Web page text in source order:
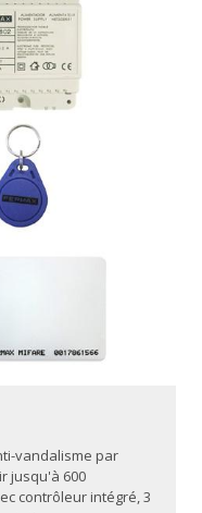
vandalisme par
jusqu'à 600
contrôleur intégré, 3